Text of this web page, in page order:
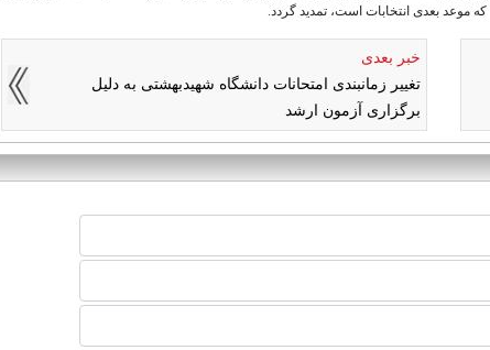
خبر بعدی
تغییر زمانبندی امتحانات دانشگاه شهیدبهشتی به دلیل
برگزاری آزمون ارشد